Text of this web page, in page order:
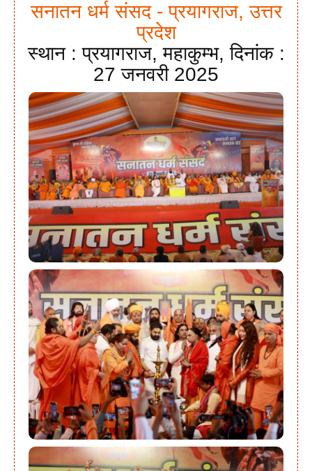
सनातन धर्म संसद - प्रयागराज, उत्तर
प्रदेश
स्थान : प्रयागराज, महाकुम्भ, दिनांक :
27 जनवरी 2025